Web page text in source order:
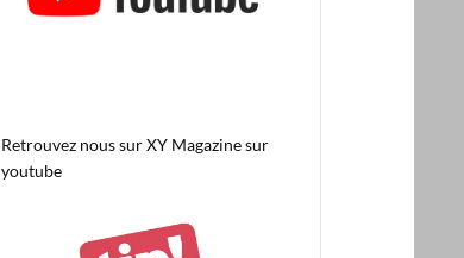
Retrouvez nous surXY Magazine sur
youtube